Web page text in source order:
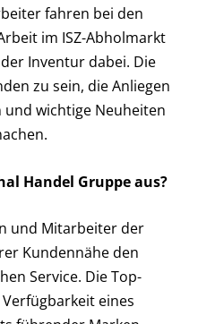
fahren bei den
im ISZ-Abholmarkt
Inventur dabei. Die
zu sein, die Anliegen
wichtige Neuheiten
Handel Gruppe aus?
und Mitarbeiter der
Kundennähe den
Service. Die Top-
eines